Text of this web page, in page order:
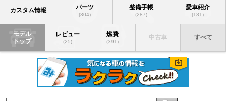
カスタム情報 パーツ
(304)
整備手帳
(287)
愛車紹介
(181)
モデル
トップ
レビュー
(25)
燃費
(391)
中古車 すべて